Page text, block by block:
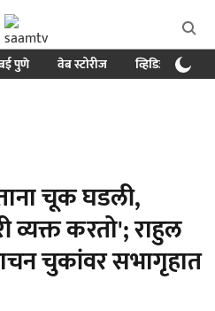
पुणे वेब स्टोरीज व्हिडिओ
चूक घडली,
व्यक्त करतो'; राहुल
चुकांवर सभागृहात